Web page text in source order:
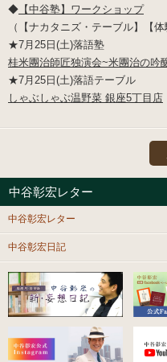
◆ 【中谷塾】ワークショップ
（【ナカタニズ・テーブル】【
★7月25日(土)落語塾
桂米團治師匠独演会~米團治の吟
★7月25日(土)落語テーブル
しゃぶしゃぶ温野菜 銀座5丁目店
中谷彰宏レター
中谷彰宏レター
中谷彰宏日記